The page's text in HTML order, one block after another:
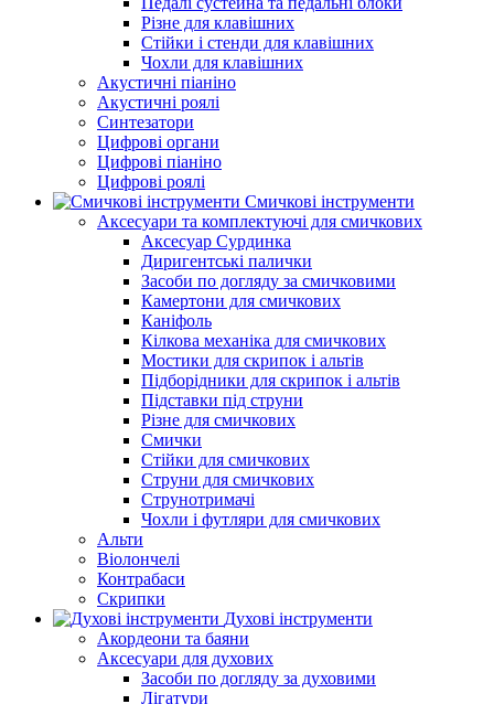
Різне для клавішних
Стійки і стенди для клавішних
Чохли для клавішних
Акустичні піаніно
Акустичні роялі
Синтезатори
Цифрові органи
Цифрові піаніно
Цифрові роялі
Смичкові інструменти
Аксесуари та комплектуючі для смичкових
Аксесуар Сурдинка
Диригентські палички
Засоби по догляду за смичковими
Камертони для смичкових
Каніфоль
Кілкова механіка для смичкових
Мостики для скрипок і альтів
Підборiдники для скрипок і альтів
Підставки під струни
Різне для смичкових
Смички
Стійки для смичкових
Струни для смичкових
Струнотримачі
Чохли і футляри для смичкових
Альти
Віолончелі
Контрабаси
Скрипки
Духові інструменти
Акордеони та баяни
Аксесуари для духових
Засоби по догляду за духовими
Лігатури